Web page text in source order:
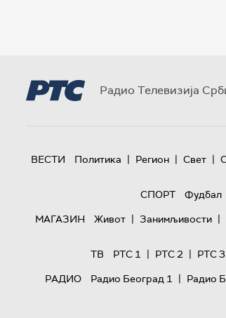
Радио Телевизија
ВЕСТИ Политика | Регион | Свет |
СПОРТ
Фудбал
МАГАЗИН
Живот | Занимљивости |
ТВ
РТС 1 | РТС 2 | РТС 3
РАДИО
Радио Београд 1 | Радио